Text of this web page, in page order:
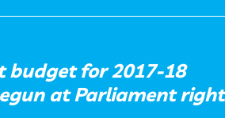
budget for 2017-18
at Parliament right